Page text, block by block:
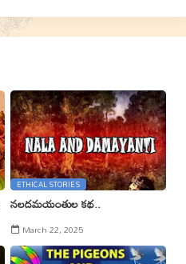
ETHICAL STORIES
నలదమయంతుల కథ..
March 22, 2025